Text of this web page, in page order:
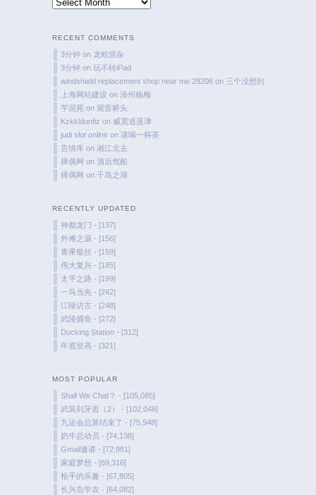
RECENT COMMENTS
3分钟 on 龙蛇混杂
3分钟 on玩不转iPad
windshield replacement shop near me 28206 on 三个没想到
上海网站建设 on漳州杨梅
芋泥苑 on 观音桥头
Kzkkldunfiz on 威震逍遥津
judi slot online on请喝一杯茶
言情库 on湘江北去
择偶网 on酒后驾船
择偶网 on千岛之湖
RECENTLY UPDATED
神都龙门 - [137]
外滩之源 - [156]
青果银丝 - [159]
伟大复兴 - [185]
太平之路 - [199]
一马当先 - [242]
江陵访古 - [248]
武陵捕鱼 - [272]
Docking Station - [312]
年底登高 - [321]
MOST POPULAR
Shall We Chat？ - [105,085]
武装到牙齿（2） - [102,048]
九运会总算结束了 - [75,948]
奶牛总动员 - [74,138]
Gmail邀请 - [72,981]
家庭梦想 - [69,316]
枪手的乐趣 - [67,805]
长兴岛学农 - [64,082]